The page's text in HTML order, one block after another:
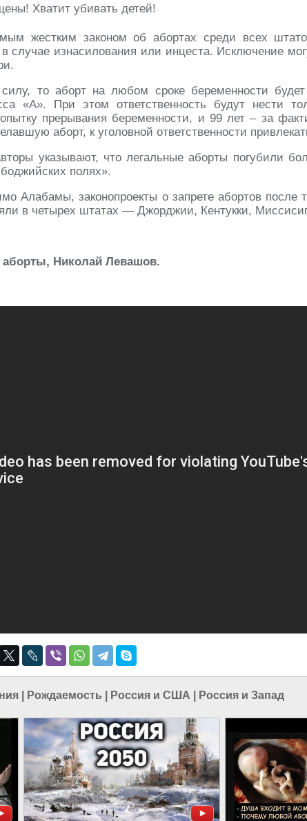
жестким законом об абортах среди всех
случае изнасилования или инцеста. Исключение
то аборт на любом сроке беременности будет
«А». При этом ответственность будут нести
прерывания беременности, и 99 лет – за
аборт, к уголовной ответственности
указывают, что легальные аборты погубили
полях».
Алабамы, законопроекты о запрете абортов после
в четырех штатах ― Джорджии, Кентукки,
аборты, Николай Левашов.
Рождаемость Россия и США Россия и Запад